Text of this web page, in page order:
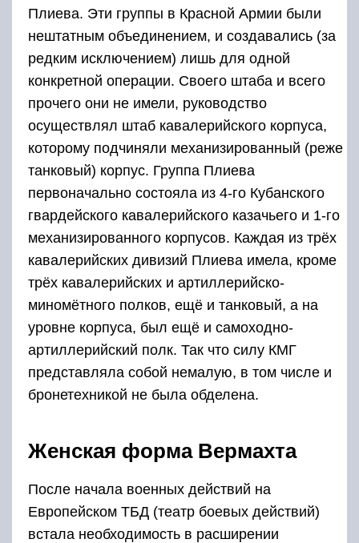
Плиева. Эти группы в Красной Армии были
нештатным объединением, и создавались (за
редким исключением) лишь для одной
конкретной операции. Своего штаба и всего
прочего они не имели, руководство
осуществлял штаб кавалерийского корпуса,
которому подчиняли механизированный (реже
танковый) корпус. Группа Плиева
первоначально состояла из 4-го Кубанского
гвардейского кавалерийского казачьего и 1-го
механизированного корпусов. Каждая из трёх
кавалерийских дивизий Плиева имела, кроме
трёх кавалерийских и артиллерийско-
миномётного полков, ещё и танковый, а на
уровне корпуса, был ещё и самоходно-
артиллерийский полк. Так что силу КМГ
представляла собой немалую, в том числе и
бронетехникой не была обделена.
Женская форма Вермахта
После начала военных действий на
Европейском ТБД (театр боевых действий)
встала необходимость в расширении